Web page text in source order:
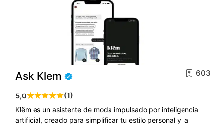
Ask Klem
5,0 (1)
603
Klëm es un asistente de moda impulsado por inteligencia
artificial, creado para simplificar tu estilo personal y la